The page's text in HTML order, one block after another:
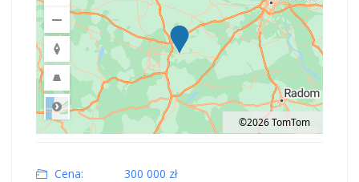
Road
©2026 TomTom
Cena:
300 000 zł